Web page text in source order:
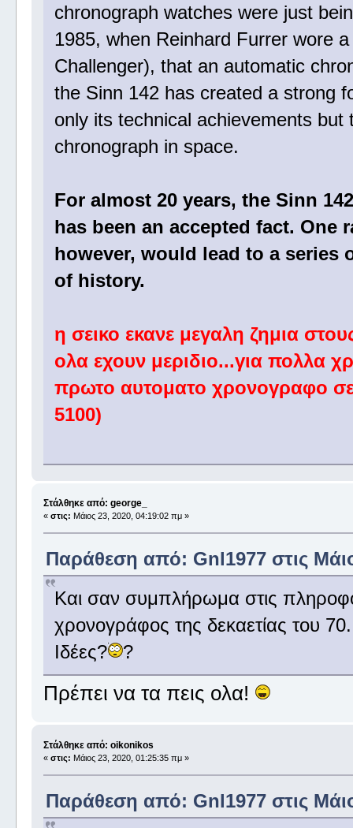
chronograph watches were just
1985, when Reinhard Furrer wore
Challenger), that an automatic
the Sinn 142 has created a strong
only its technical achievements
chronograph in space.
For almost 20 years, the Sinn
has been an accepted fact.
however, would lead to a series
of history.
η σεικο εκανε μεγαλη ζημια
ολα εχουν μεριδιο...για πολλα
πρωτο αυτοματο χρονογραφο
5100)
Στάλθηκε από: george_
« στις: Μάιος 23, 2020, 04:19:02 πμ »
Παράθεση από: Gnl1977 στις
Και σαν συμπλήρωμα στις
χρονογράφος της δεκαετίας του
Ιδέες?
?
Πρέπει να τα πεις ολα!
Στάλθηκε από: oikonikos
« στις: Μάιος 23, 2020, 01:25:35 πμ »
Παράθεση από: Gnl1977 στις